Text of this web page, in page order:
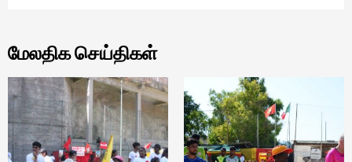
மேலதிக செய்திகள்